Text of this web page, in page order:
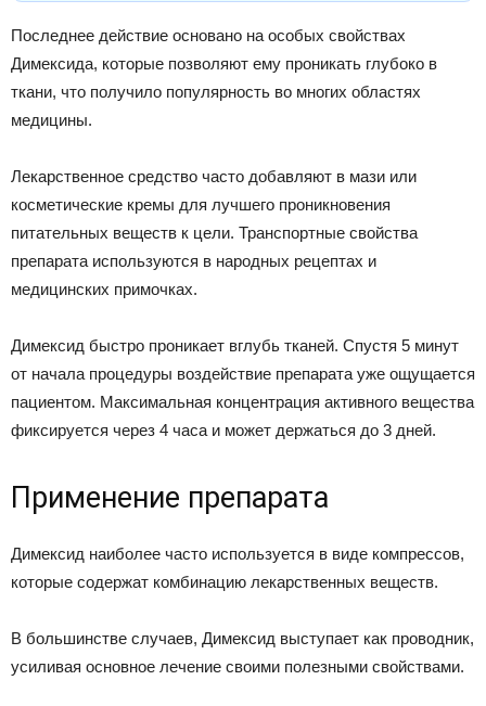
Последнее действие основано на особых свойствах
Димексида, которые позволяют ему проникать глубоко в
ткани, что получило популярность во многих областях
медицины.
Лекарственное средство часто добавляют в мази или
косметические кремы для лучшего проникновения
питательных веществ к цели. Транспортные свойства
препарата используются в народных рецептах и
медицинских примочках.
Димексид быстро проникает вглубь тканей. Спустя 5 минут
от начала процедуры воздействие препарата уже ощущается
пациентом. Максимальная концентрация активного вещества
фиксируется через 4 часа и может держаться до 3 дней.
Применение препарата
Димексид наиболее часто используется в виде компрессов,
которые содержат комбинацию лекарственных веществ.
В большинстве случаев, Димексид выступает как проводник,
усиливая основное лечение своими полезными свойствами.